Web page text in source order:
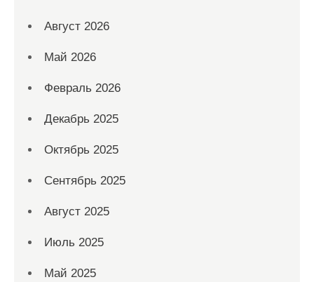
Август 2026
Май 2026
Февраль 2026
Декабрь 2025
Октябрь 2025
Сентябрь 2025
Август 2025
Июль 2025
Май 2025